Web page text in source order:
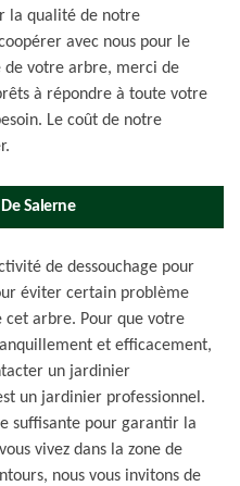
la qualité de notre
avec nous pour le
de votre arbre, merci de
à répondre à toute votre
Le coût de notre
Salerne
de dessouchage pour
éviter certain problème
arbre. Pour que votre
et efficacement,
un jardinier
un jardinier professionnel.
suffisante pour garantir la
vivez dans la zone de
nous vous invitons de